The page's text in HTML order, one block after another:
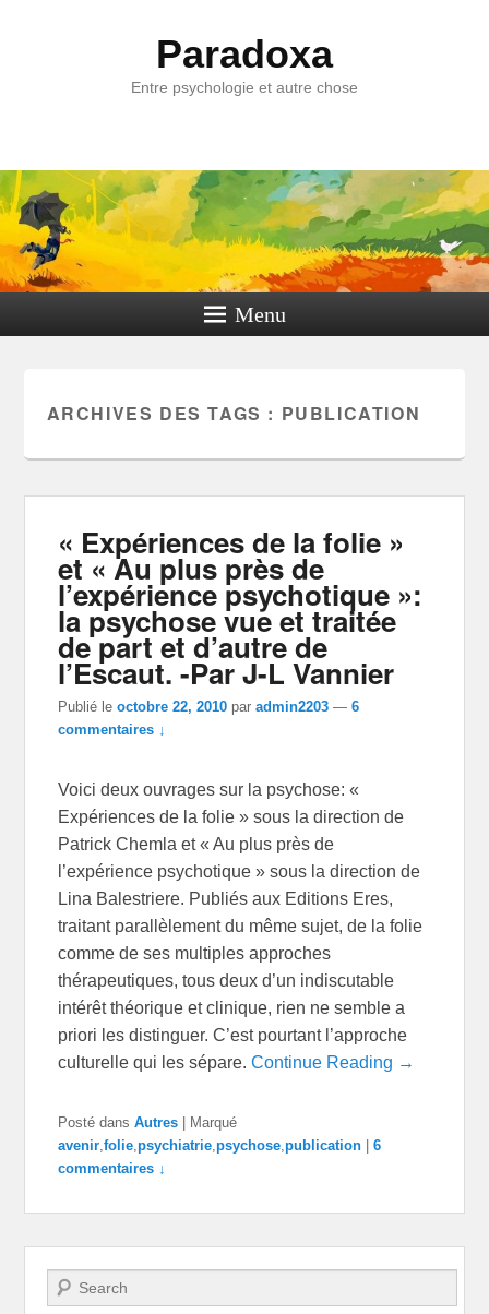
Paradoxa
Entre psychologie et autre chose
Menu
ARCHIVES DES TAGS : PUBLICATION
« Expériences de la folie »
et « Au plus près de
l’expérience psychotique »:
la psychose vue et traitée
de part et d’autre de
l’Escaut. -Par J-L Vannier
Publié leoctobre 22, 2010 paradmin2203 —6
commentaires ↓
Voici deux ouvrages sur la psychose: «
Expériences de la folie » sous la direction de
Patrick Chemla et « Au plus près de
l’expérience psychotique » sous la direction de
Lina Balestriere. Publiés aux Editions Eres,
traitant parallèlement du même sujet, de la folie
comme de ses multiples approches
thérapeutiques, tous deux d’un indiscutable
intérêt théorique et clinique, rien ne semble a
priori les distinguer. C’est pourtant l’approche
culturelle qui les sépare.Continue Reading →
Posté dans Autres
Marqué
avenir ,folie ,psychiatrie ,psychose ,publication |6
commentaires ↓
Recherche